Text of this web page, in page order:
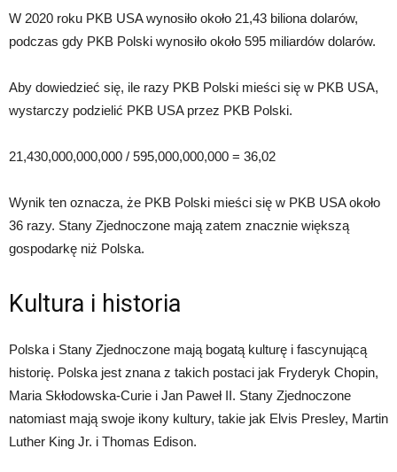
W 2020 roku PKB USA wynosiło około 21,43 biliona dolarów,
podczas gdy PKB Polski wynosiło około 595 miliardów dolarów.
Aby dowiedzieć się, ile razy PKB Polski mieści się w PKB USA,
wystarczy podzielić PKB USA przez PKB Polski.
21,430,000,000,000 / 595,000,000,000 = 36,02
Wynik ten oznacza, że PKB Polski mieści się w PKB USA około
36 razy. Stany Zjednoczone mają zatem znacznie większą
gospodarkę niż Polska.
Kultura i historia
Polska i Stany Zjednoczone mają bogatą kulturę i fascynującą
historię. Polska jest znana z takich postaci jak Fryderyk Chopin,
Maria Skłodowska-Curie i Jan Paweł II. Stany Zjednoczone
natomiast mają swoje ikony kultury, takie jak Elvis Presley, Martin
Luther King Jr. i Thomas Edison.